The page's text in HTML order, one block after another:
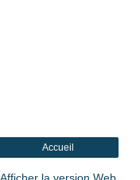
Accueil
Afficher la version Web